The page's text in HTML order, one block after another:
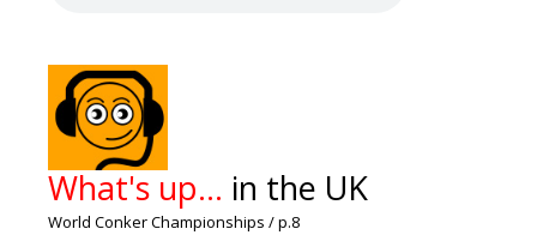
What's up... in the UK
World Conker Championships / p.8